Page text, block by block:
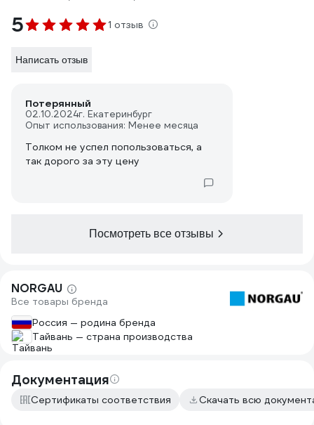
5 1 отзыв
Написать отзыв
Потерянный
02.10.2024г. Екатеринбург
Опыт использования: Менее месяца
Толком не успел попользоваться, а
так дорого за эту цену
Посмотреть все отзывы
NORGAU
Все товары бренда
Россия — родина бренда
Тайвань — страна производства
Документация
Сертификаты соответствия Скачать всю